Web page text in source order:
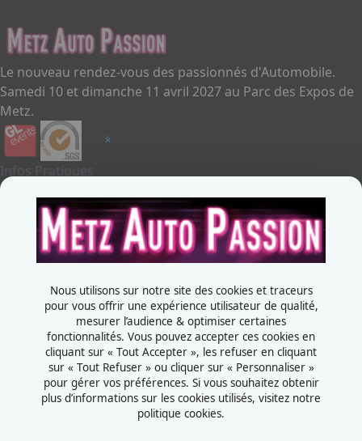
Le nouveau rendez-vous des passionnés d'Automobile.
Samedi 10 et dimanche 11 avril 2027 au Parc des Expos de
Metz.
Infos Pratiques
Je souhaite exposer
Metz Auto Passion
Contactez-nous
Rue de la Grange aux bois
57070 - Metz
France
Nous utilisons sur notre site des cookies et traceurs
pour vous offrir une expérience utilisateur de qualité,
mesurer l’audience & optimiser certaines
fonctionnalités. Vous pouvez accepter ces cookies en
cliquant sur « Tout Accepter », les refuser en cliquant
sur « Tout Refuser » ou cliquer sur « Personnaliser »
pour gérer vos préférences. Si vous souhaitez obtenir
plus d’informations sur les cookies utilisés, visitez notre
politique cookies.